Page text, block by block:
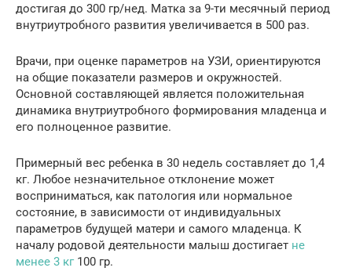
достигая до 300 гр/нед. Матка за 9-ти месячный период
внутриутробного развития увеличивается в 500 раз.
Врачи, при оценке параметров на УЗИ, ориентируются
на общие показатели размеров и окружностей.
Основной составляющей является положительная
динамика внутриутробного формирования младенца и
его полноценное развитие.
Примерный вес ребенка в 30 недель составляет до 1,4
кг. Любое незначительное отклонение может
восприниматься, как патология или нормальное
состояние, в зависимости от индивидуальных
параметров будущей матери и самого младенца. К
началу родовой деятельности малыш достигает не
менее 3 кг100 гр.